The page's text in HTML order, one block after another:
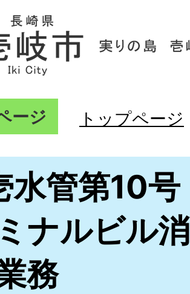
ージ トップページ
水管第10
ナルビル
務